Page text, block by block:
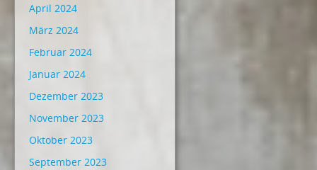
April 2024
März 2024
Februar 2024
Januar 2024
Dezember 2023
November 2023
Oktober 2023
September 2023